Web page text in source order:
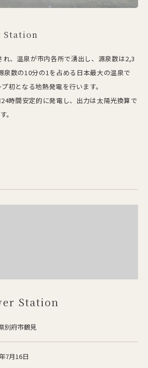
Station
れ、温泉が市内各所で湧出し、源泉数は2,3
泉数の10分の1を占める日本最大の温泉で
初となる地熱発電を行います。
時間安定的に発電し、出力は太陽光換算で
。
Station
別府市鶴見
7月16日